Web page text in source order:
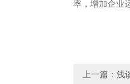
率，增加企业
上一篇： 浅